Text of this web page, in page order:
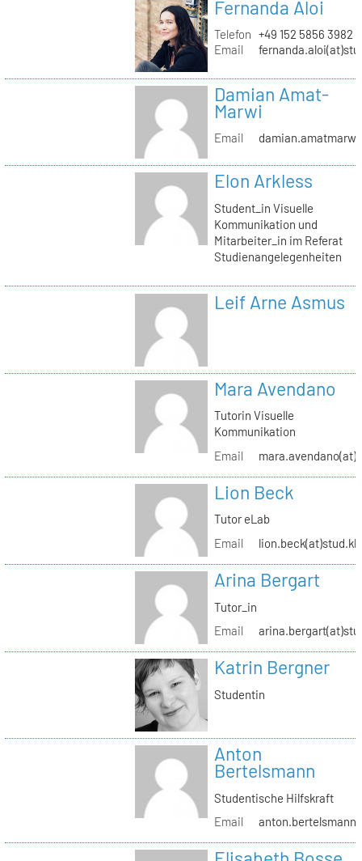
Fernanda Aloi
Telefon +49 152 5856 3982
Email
Damian Amat-
Marwi
Email
Elon Arkless
Student_in Visuelle
Kommunikation und
Mitarbeiter_in im Referat
Studienangelegenheiten
Leif Arne Asmus
Mara Avendano
Tutorin Visuelle
Kommunikation
Email
Lion Beck
Tutor eLab
Email
Arina Bergart
Tutor_in
Email
Katrin Bergner
Studentin
Anton
Bertelsmann
Studentische Hilfskraft
Email